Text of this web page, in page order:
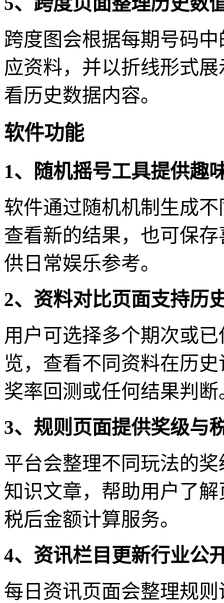
跨度图会根据每期号码
应资料，并以折线形式
看历史数据内容。
软件功能
1、随机摇号工具提供趣
软件通过随机机制生成
查看新的结果，也可保
供日常娱乐参考。
2、资料对比页面支持历
用户可选择多个期次或
览，查看不同资料在历
奖率回测或任何结果判断
3、规则页面提供奖级与
平台会整理不同玩法的
知识文章，帮助用户了
税后金额计算服务。
4、资讯栏目更新行业公
每日资讯页面会整理规